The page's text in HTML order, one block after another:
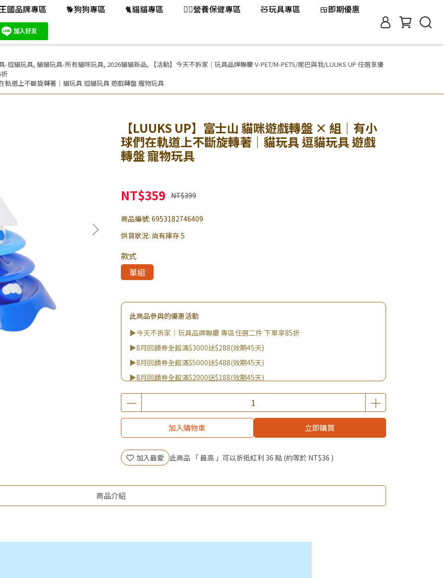
國品牌專區 🐕️狗狗專區 🐈️貓貓專區 👨‍⚕️營養保健專區 🧸玩具專區 🍱即期優惠
-逗貓玩具, 貓貓玩具-所有貓咪玩具, 2026貓貓新品,
【活動】今天不拆家｜玩具品牌聯慶 V-PET/M-PETS/尾巴與我/LUUKS UP 任選享優
道上不斷旋轉著｜貓玩具 逗貓玩具 遊戲轉盤 寵物玩具
【LUUKS UP】富士山 貓咪遊戲轉盤 × 組｜有小
球們在軌道上不斷旋轉著｜貓玩具 逗貓玩具 遊戲
轉盤 寵物玩具
NT$359 NT$399
商品編號: 6953182746409
供貨狀況: 尚有庫存 5
款式
單組
此商品參與的優惠活動
▶今天不拆家｜玩具品牌聯慶 專區任選二件 下單享85折
▶8月回饋券全館滿$3000送$288(效期45天)
▶8月回饋券全館滿$5000送$488(效期45天)
▶8月回饋券全館滿$2000送$188(效期45天)
▶8月回饋券全館滿$8000送$888(效期45天)
▶消費滿999｜享超值價$299加購BIO UP面膜
▶全館不限消費金額｜享超值價$19起 加購自然主義嚐鮮試吃組！
▶王國加購活動 訂單享超值優惠價加購好物
加入購物車 立即購買
加入最愛 此商品 「 最高 」可以折抵紅利 36 點 (約等於 NT$36 )
商品介紹